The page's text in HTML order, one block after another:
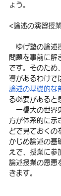
ょう。
<論述の演習授
ゆげ塾の論述
問題を事前に解
です。そのため
導があるわけで
論述の基礎的な
る必要があると
一橋大の世界
方が体系的に示
どで見ておくの
かじめ論述の基
えで、授業に参
論述授業の恩恵
きます。